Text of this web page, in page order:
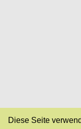
Diese Seite